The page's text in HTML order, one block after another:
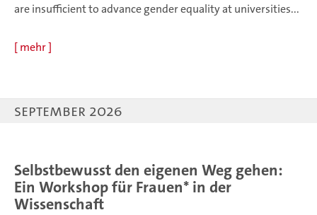
are insufficient to advance gender equality at universities...
[mehr]
September 2026
Selbstbewusst den eigenen Weg gehen:
Ein Workshop für Frauen* in der
Wissenschaft